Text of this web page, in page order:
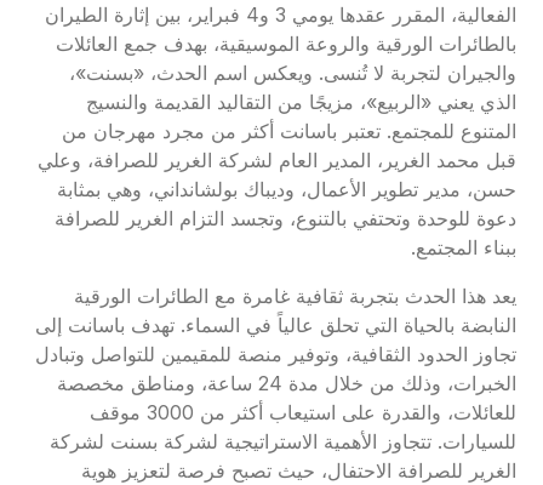
الفعالية، المقرر عقدها يومي 3 و4 فبراير، بين إثارة الطيران
بالطائرات الورقية والروعة الموسيقية، بهدف جمع العائلات
والجيران لتجربة لا تُنسى. ويعكس اسم الحدث، «بسنت»،
الذي يعني «الربيع»، مزيجًا من التقاليد القديمة والنسيج
المتنوع للمجتمع. تعتبر باسانت أكثر من مجرد مهرجان من
قبل محمد الغرير، المدير العام لشركة الغرير للصرافة، وعلي
حسن، مدير تطوير الأعمال، وديباك بولشانداني، وهي بمثابة
دعوة للوحدة وتحتفي بالتنوع، وتجسد التزام الغرير للصرافة
ببناء المجتمع.
يعد هذا الحدث بتجربة ثقافية غامرة مع الطائرات الورقية
النابضة بالحياة التي تحلق عالياً في السماء. تهدف باسانت إلى
تجاوز الحدود الثقافية، وتوفير منصة للمقيمين للتواصل وتبادل
الخبرات، وذلك من خلال مدة 24 ساعة، ومناطق مخصصة
للعائلات، والقدرة على استيعاب أكثر من 3000 موقف
للسيارات. تتجاوز الأهمية الاستراتيجية لشركة بسنت لشركة
الغرير للصرافة الاحتفال، حيث تصبح فرصة لتعزيز هوية